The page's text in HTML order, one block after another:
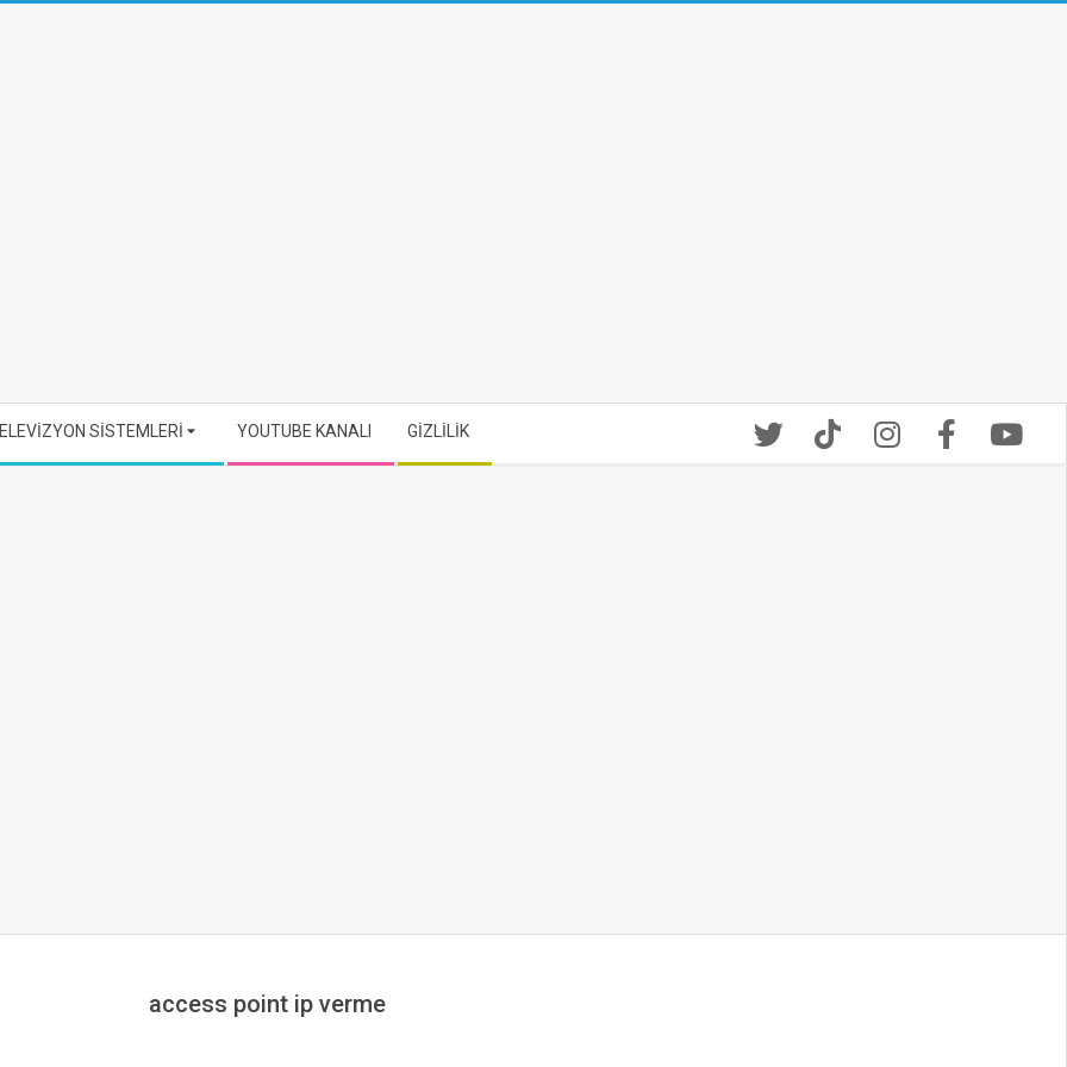
SİSTEMLERİ YOUTUBE KANALI GİZLİLİK
access point ip verme